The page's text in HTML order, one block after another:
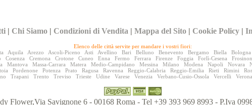
| Chi Siamo | Condizioni di Vendita |Mappa del Sito | Cookie Policy |
Elenco delle città servite per mandare i vostri fiori:
Aquila Arezzo Ascoli-Piceno Asti Avellino Bari Belluno Benevento Bergamo Biella Bologna
Cosenza Cremona Crotone Cuneo Enna Fermo Ferrara Firenze Foggia Forlì-Cesena
Mantova Massa-Carrara Matera Medio-Campidano Messina Milano Modena Napoli Novara
Pordenone Potenza Prato Ragusa Ravenna Reggio-Calabria Reggio-Emilia Rieti Rimini
Trapani Trento Treviso Trieste Udine Varese Venezia Verbano-Cusio-Ossola Vercelli Verona
Flower,Via Savignone 6 - 00168 Roma - Tel +39 393 969 8993 - P.Iva